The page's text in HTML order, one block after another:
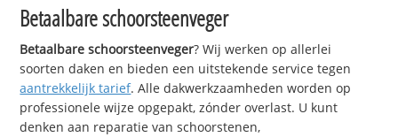
Betaalbare schoorsteenveger
Betaalbare schoorsteenveger? Wij werken op allerlei
soorten daken en bieden een uitstekende service tegen
aantrekkelijk tarief. Alle dakwerkzaamheden worden op
professionele wijze opgepakt, zónder overlast. U kunt
denken aan reparatie van schoorstenen,